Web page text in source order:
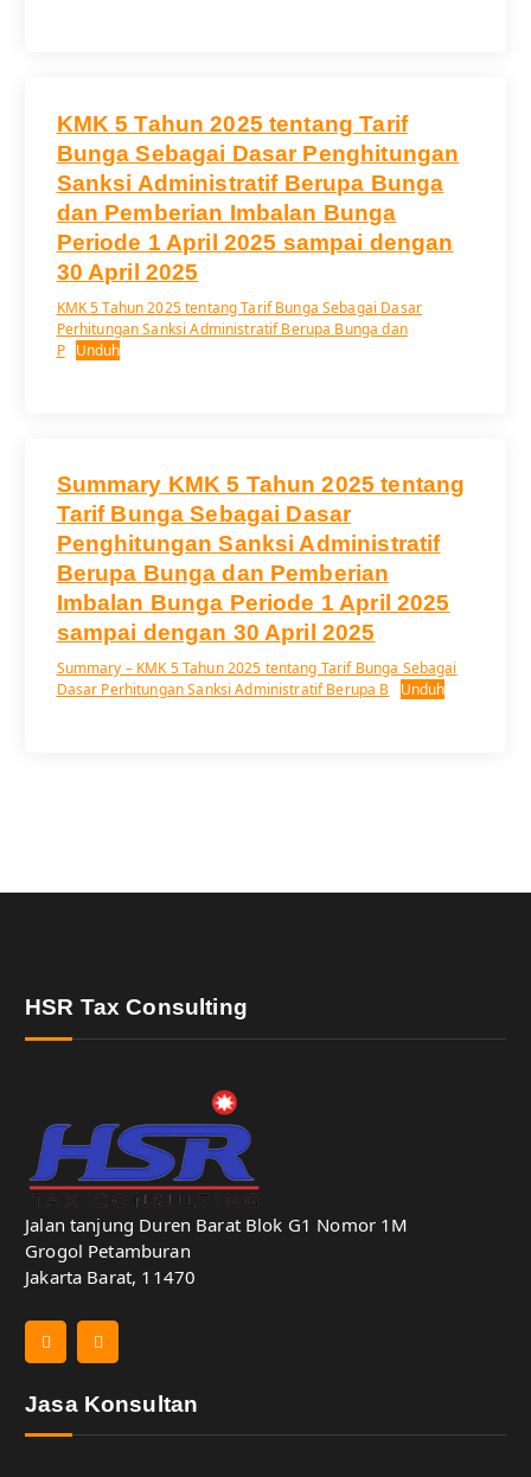
KMK 5 Tahun 2025 tentang Tarif
Bunga Sebagai Dasar Penghitungan
Sanksi Administratif Berupa Bunga
dan Pemberian Imbalan Bunga
Periode 1 April 2025 sampai dengan
30 April 2025
KMK 5 Tahun 2025 tentang Tarif Bunga Sebagai Dasar
Perhitungan Sanksi Administratif Berupa Bunga dan
P
Unduh
Summary KMK 5 Tahun 2025 tentang
Tarif Bunga Sebagai Dasar
Penghitungan Sanksi Administratif
Berupa Bunga dan Pemberian
Imbalan Bunga Periode 1 April 2025
sampai dengan 30 April 2025
Summary – KMK 5 Tahun 2025 tentang Tarif Bunga Sebagai
Dasar Perhitungan Sanksi Administratif Berupa B
Unduh
HSR Tax Consulting
Jalan tanjung Duren Barat Blok G1 Nomor 1M
Grogol Petamburan
Jakarta Barat, 11470
Jasa Konsultan